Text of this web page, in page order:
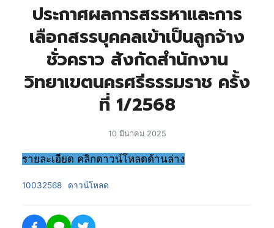
ประกาศผลการสรรหาและการ
เลือกสรรบุคคลเข้าเป็นลูกจ้าง
ชั่วคราว สังกัดสำนักงาน
วิทยาเขตนครศรีธรรมราช ครั้ง
ที่ 1/2568
10 มีนาคม 2025
รายละเอียด คลิกดาวน์โหลดด้านล่าง
10032568 ดาวน์โหลด